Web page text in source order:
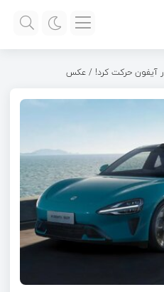
آیفون حرکت کرد! ‌/ عکس